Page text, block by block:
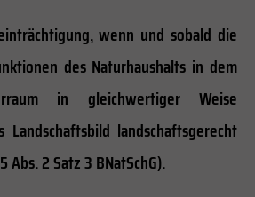
wenn und sobald die
des Naturhaushalts in dem
in gleichwertiger Weise
landschaftsgerecht
2 Satz 3 BNatSchG).